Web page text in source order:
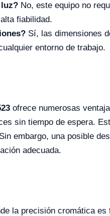
No, este equipo no
fiabilidad.
Sí, las dimensiones
entorno de trabajo.
ofrece numerosas
sin tiempo de espera.
embargo, una posible
adecuada.
la precisión cromática